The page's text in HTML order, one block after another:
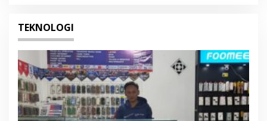
TEKNOLOGI